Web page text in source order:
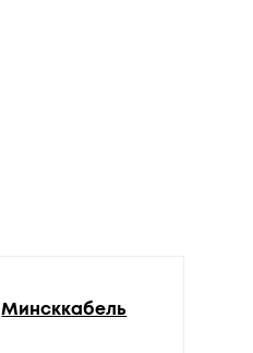
Минсккабель